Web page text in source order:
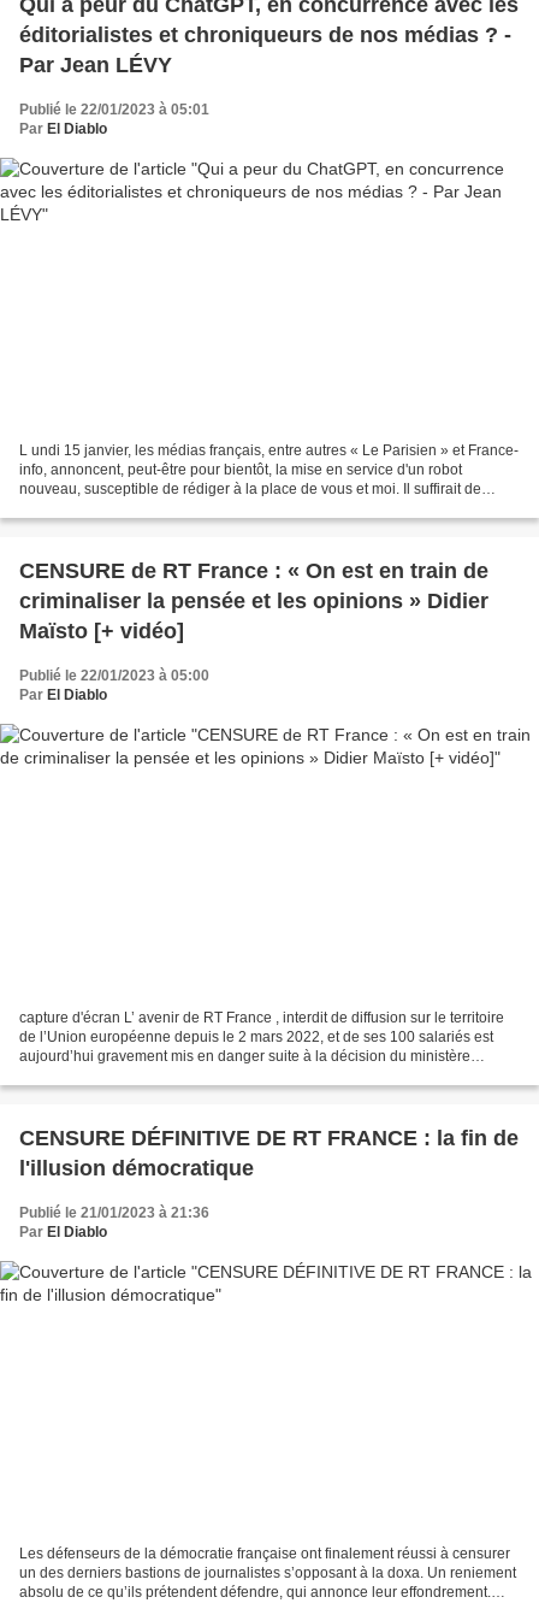
éditorialistes et chroniqueurs de nos médias ? -
Par Jean LÉVY
Publié le 22/01/2023 à 05:01
Par El Diablo
L undi 15 janvier, les médias français, entre autres « Le Parisien » et France-
info, annoncent, peut-être pour bientôt, la mise en service d'un robot
nouveau, susceptible de rédiger à la place de vous et moi. Il suffirait de
CENSURE de RT France : « On est en train de
criminaliser la pensée et les opinions » Didier
Maïsto [+ vidéo]
Publié le 22/01/2023 à 05:00
Par El Diablo
capture d'écran L’ avenir de RT France , interdit de diffusion sur le territoire
de l’Union européenne depuis le 2 mars 2022, et de ses 100 salariés est
aujourd’hui gravement mis en danger suite à la décision du ministère
CENSURE DÉFINITIVE DE RT FRANCE : la fin de
l'illusion démocratique
Publié le 21/01/2023 à 21:36
Par El Diablo
Les défenseurs de la démocratie française ont finalement réussi à censurer
un des derniers bastions de journalistes s’opposant à la doxa. Un reniement
absolu de ce qu’ils prétendent défendre, qui annonce leur effondrement.